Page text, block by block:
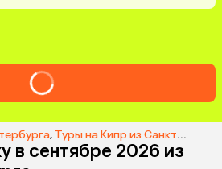
, Туры на Кипр из Санкт-Петербурга
в сентябре 2026 из